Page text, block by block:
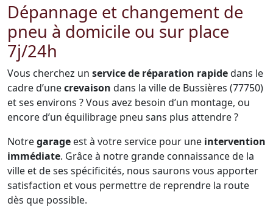
Dépannage et changement de
pneu à domicile ou sur place
7j/24h
Vous cherchez un service de réparation rapidedans le
cadre d’unecrevaison dans la ville de Bussières (77750)
et ses environs ? Vous avez besoin d’un montage, ou
encore d’un équilibrage pneu sans plus attendre ?
Notregarage est à votre service pour une intervention
immédiate. Grâce à notre grande connaissance de la
ville et de ses spécificités, nous saurons vous apporter
satisfaction et vous permettre de reprendre la route
dès que possible.